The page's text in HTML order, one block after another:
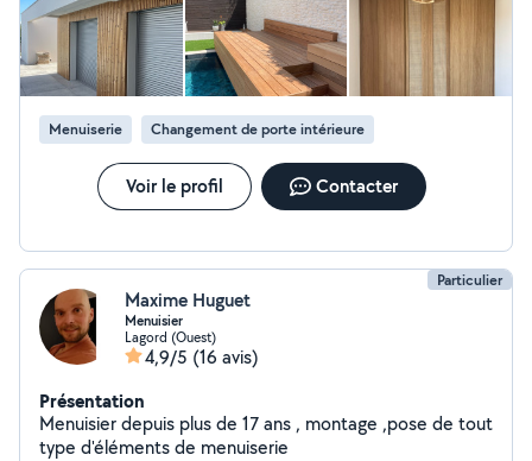
Menuiserie Changement de porte intérieure
Voir le profil Contacter
Particulier
Maxime Huguet
Menuisier
Lagord (Ouest)
4,9/5 (16 avis)
Présentation
Menuisier depuis plus de 17 ans , montage ,pose de tout
type d'éléments de menuiserie